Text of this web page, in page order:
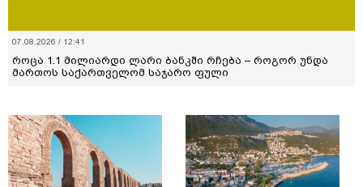
07.08.2026 / 12:41
როცა 1.1 მილიარდი ლარი ბანკში რჩება – როგორ უნდა
მართოს საქართველომ საჯარო ფული